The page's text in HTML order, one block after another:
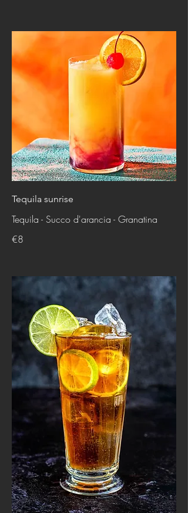
Tequila sunrise
Tequila - Succo d'arancia - Granatina
€8